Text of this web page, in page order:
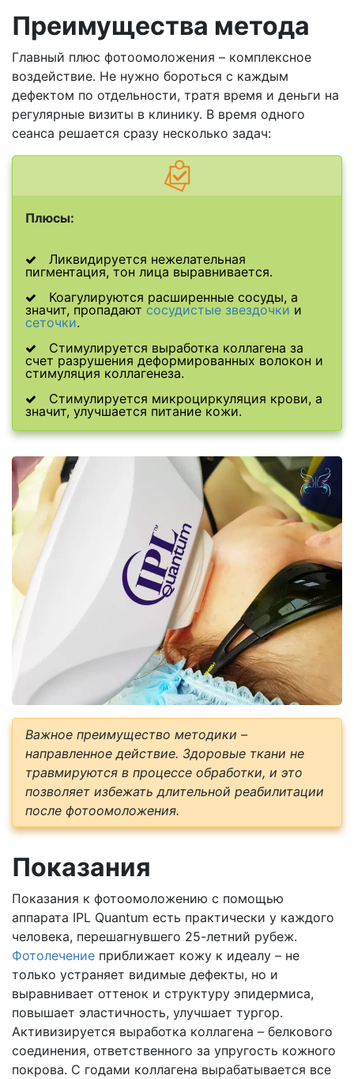
Преимущества метода
Главный плюс фотоомоложения – комплексное
воздействие. Не нужно бороться с каждым
дефектом по отдельности, тратя время и деньги на
регулярные визиты в клинику. В время одного
сеанса решается сразу несколько задач:
Плюсы:
Ликвидируется нежелательная
пигментация, тон лица выравнивается.
Коагулируются расширенные сосуды, а
значит, пропадают сосудистые звездочки и
сеточки.
Стимулируется выработка коллагена за
счет разрушения деформированных волокон и
стимуляция коллагенеза.
Стимулируется микроциркуляция крови, а
значит, улучшается питание кожи.
Важное преимущество методики –
направленное действие. Здоровые ткани не
травмируются в процессе обработки, и это
позволяет избежать длительной реабилитации
после фотоомоложения.
Показания
Показания к фотоомоложению с помощью
аппарата IPL Quantum есть практически у каждого
человека, перешагнувшего 25-летний рубеж.
Фотолечение приближает кожу к идеалу – не
только устраняет видимые дефекты, но и
выравнивает оттенок и структуру эпидермиса,
повышает эластичность, улучшает тургор.
Активизируется выработка коллагена – белкового
соединения, ответственного за упругость кожного
покрова. С годами коллагена вырабатывается все